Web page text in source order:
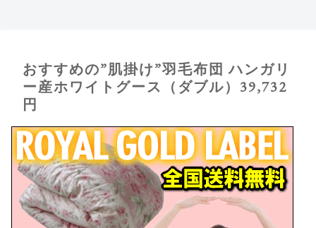
おすすめの”肌掛け”羽毛布団 ハンガリ
ー産ホワイトグース（ダブル）39,732
円